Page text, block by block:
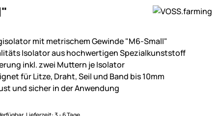
mit metrischem Gewinde "M6-Small"
Isolator aus hochwertigen Spezialkunststoff
inkl. zwei Muttern je Isolator
für Litze, Draht, Seil und Band bis 10mm
und sicher in der Anwendung